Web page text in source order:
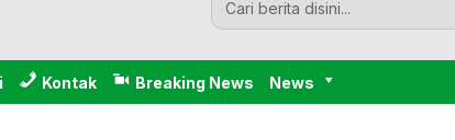
Kontak Breaking News News